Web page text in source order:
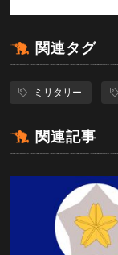
関連タグ
ミリタリー
関連記事